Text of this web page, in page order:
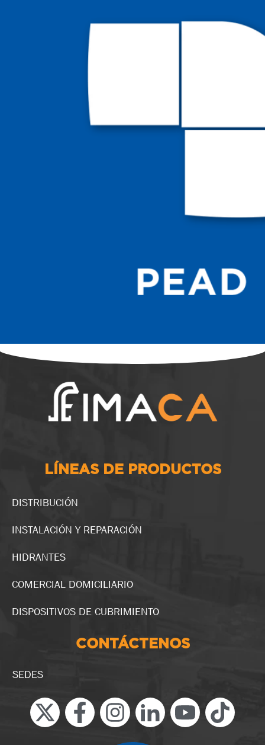
LÍNEAS DE PRODUCTOS
DISTRIBUCIÓN
INSTALACIÓN Y REPARACIÓN
HIDRANTES
COMERCIAL DOMICILIARIO
DISPOSITIVOS DE CUBRIMIENTO
CONTÁCTENOS
SEDES